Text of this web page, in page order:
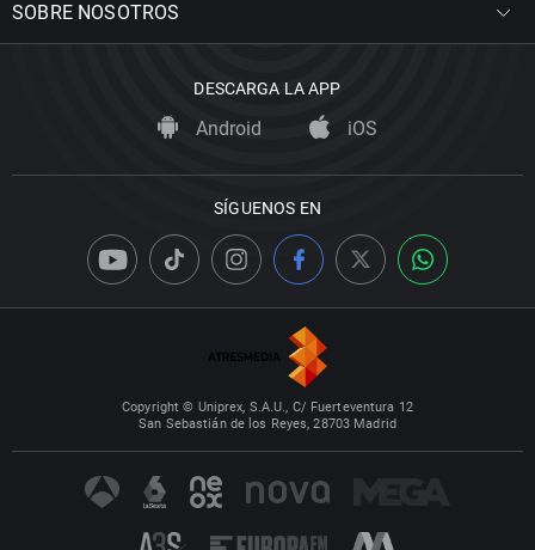
SOBRE NOSOTROS
DESCARGA LA APP
Android iOS
SÍGUENOS EN
Copyright © Uniprex, S.A.U., C/ Fuerteventura 12
San Sebastián de los Reyes, 28703 Madrid